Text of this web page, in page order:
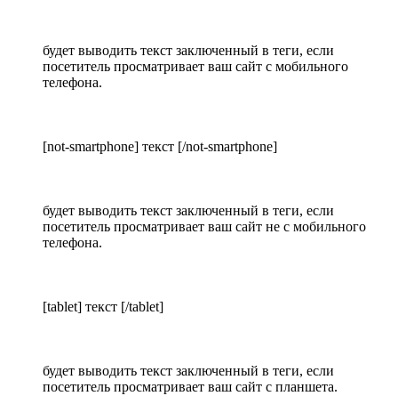
будет выводить текст заключенный в теги, если
посетитель просматривает ваш сайт с мобильного
телефона.
[not-smartphone] текст [/not-smartphone]
будет выводить текст заключенный в теги, если
посетитель просматривает ваш сайт не с мобильного
телефона.
[tablet] текст [/tablet]
будет выводить текст заключенный в теги, если
посетитель просматривает ваш сайт с планшета.